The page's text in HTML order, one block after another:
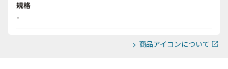
規格
-
商品アイコンについて